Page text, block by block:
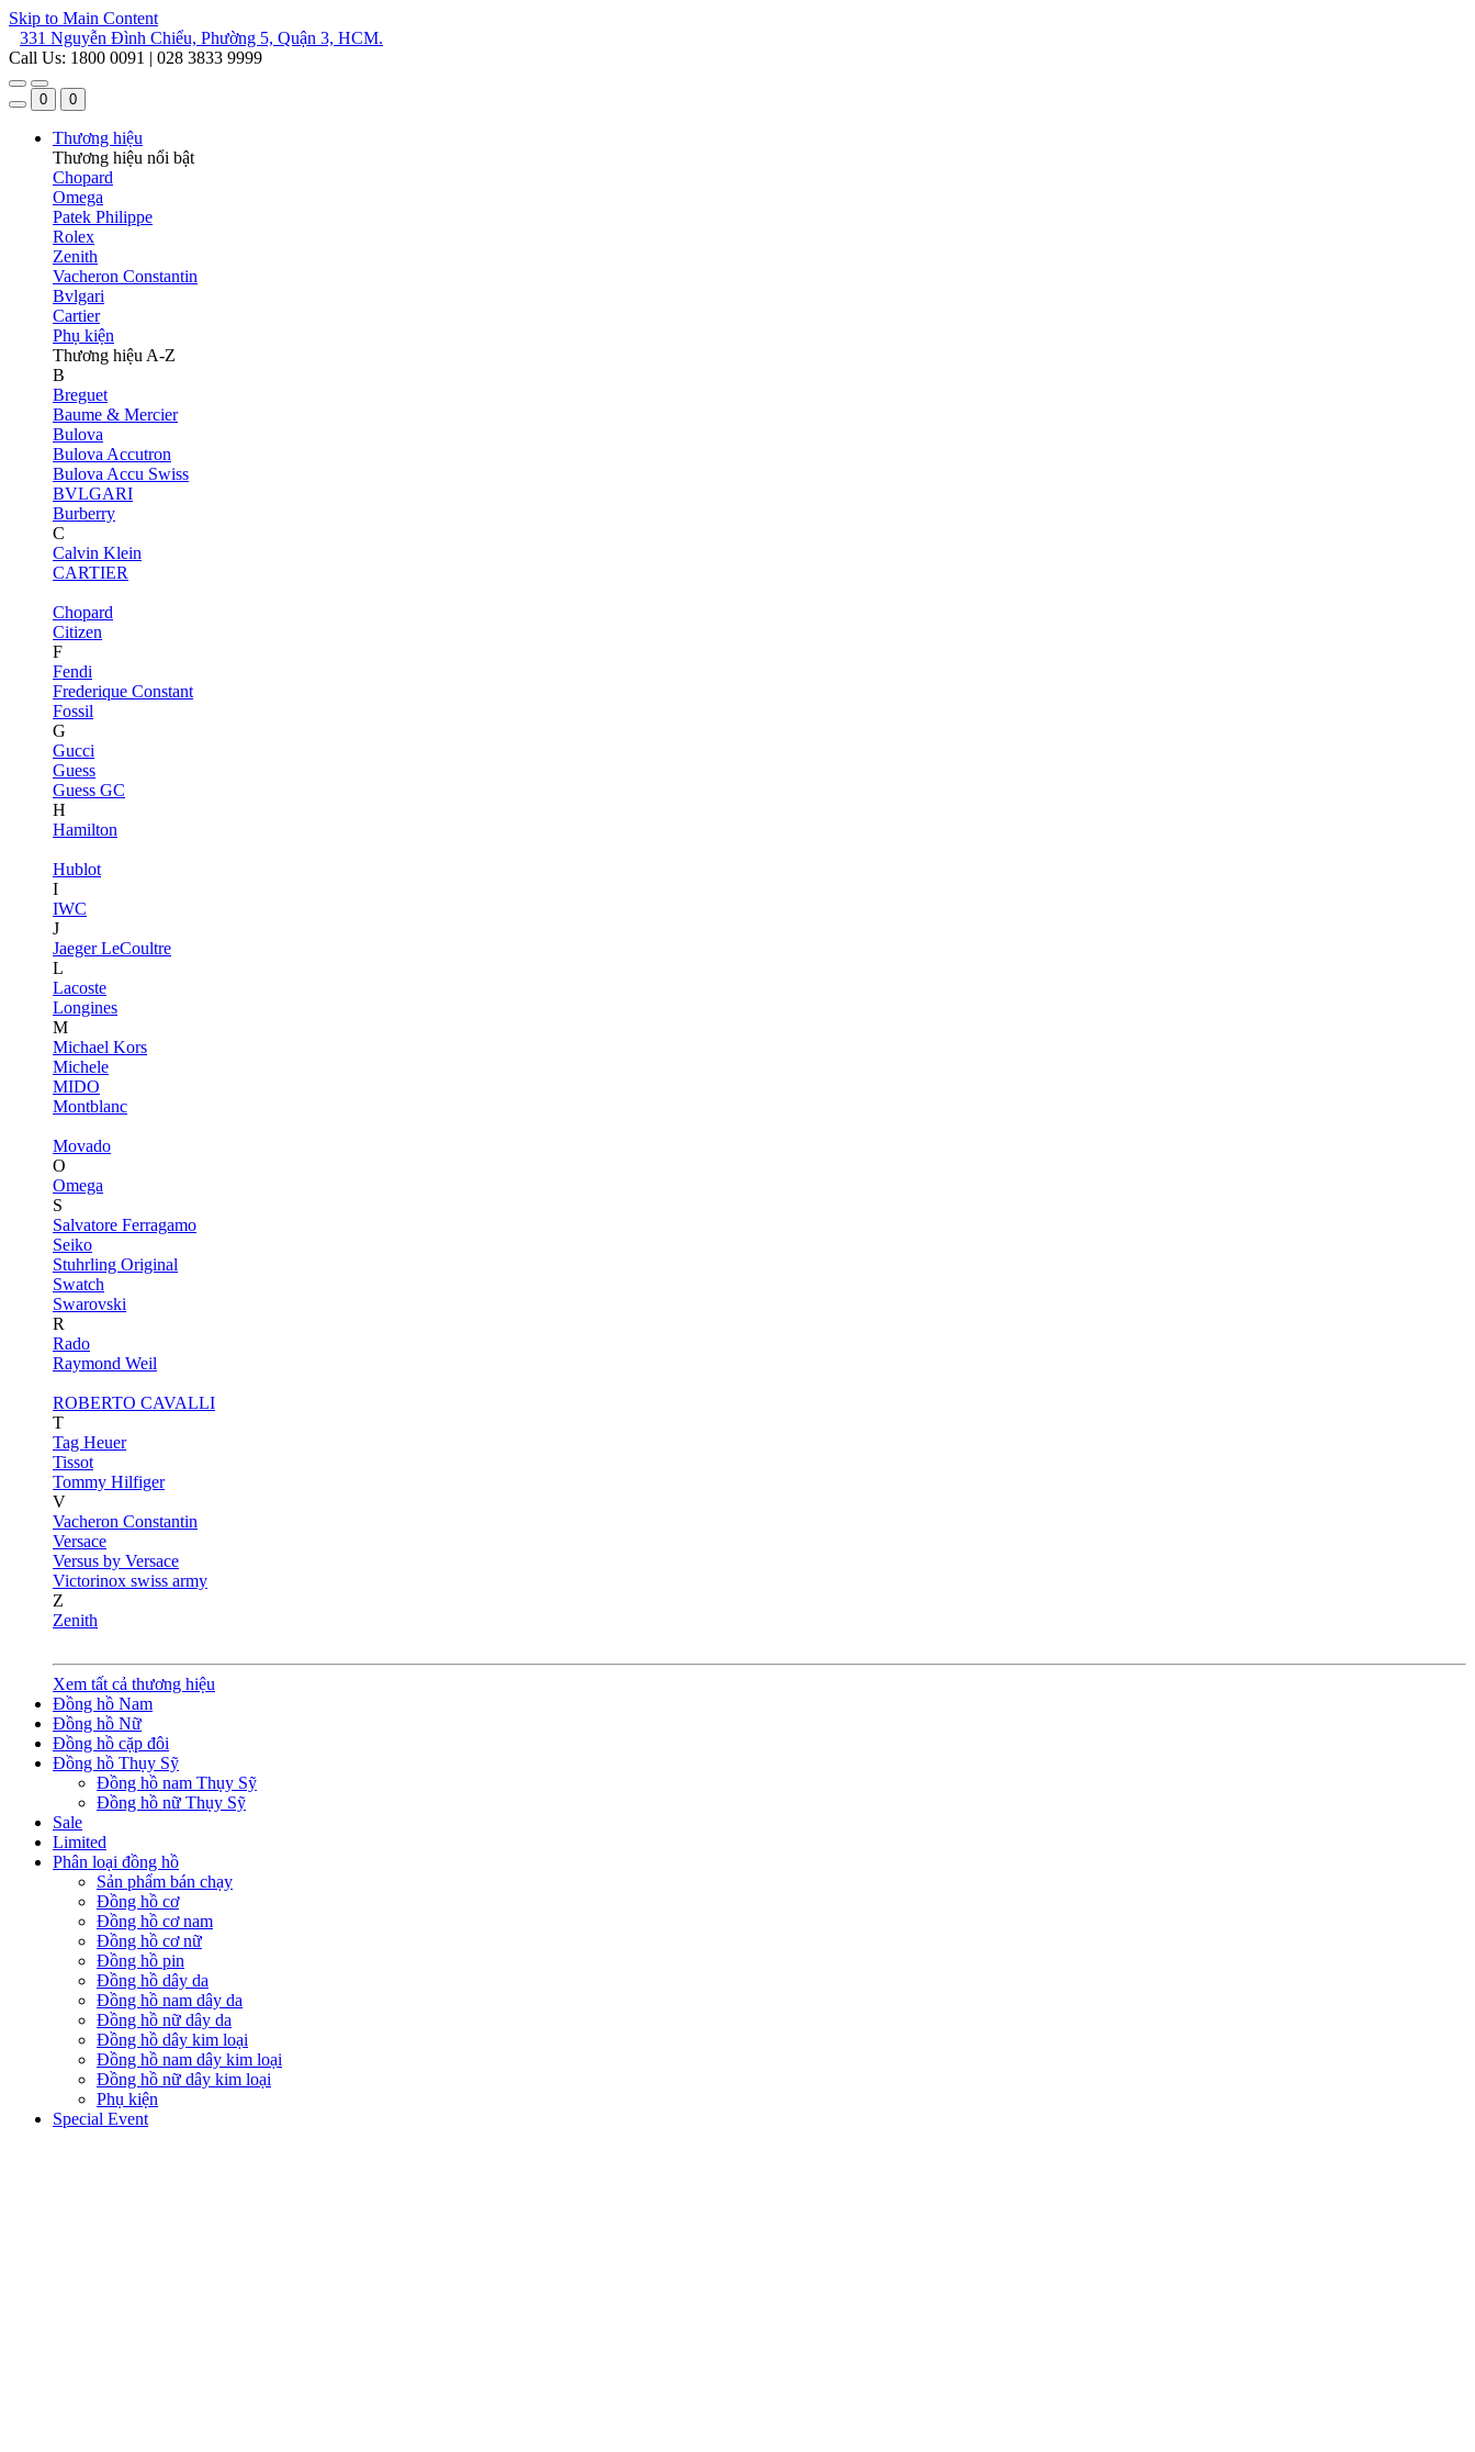
Skip to Main Content
331 Nguyễn Đình Chiểu, Phường 5, Quận 3, HCM.
Call Us: 1800 0091 | 028 3833 9999
0 0
Thương hiệu
Thương hiệu nổi bật
Chopard
Omega
Patek Philippe
Rolex
Zenith
Vacheron Constantin
Bvlgari
Cartier
Phụ kiện
Thương hiệu A-Z
B
Breguet
Baume & Mercier
Bulova
Bulova Accutron
Bulova Accu Swiss
BVLGARI
Burberry
C
Calvin Klein
CARTIER
Chopard
Citizen
F
Fendi
Frederique Constant
Fossil
G
Gucci
Guess
Guess GC
H
Hamilton
Hublot
I
IWC
J
Jaeger LeCoultre
L
Lacoste
Longines
M
Michael Kors
Michele
MIDO
Montblanc
Movado
O
Omega
S
Salvatore Ferragamo
Seiko
Stuhrling Original
Swatch
Swarovski
R
Rado
Raymond Weil
ROBERTO CAVALLI
T
Tag Heuer
Tissot
Tommy Hilfiger
V
Vacheron Constantin
Versace
Versus by Versace
Victorinox swiss army
Z
Zenith
Xem tất cả thương hiệu
Đồng hồ Nam
Đồng hồ Nữ
Đồng hồ cặp đôi
Đồng hồ Thụy Sỹ
Đồng hồ nam Thụy Sỹ
Đồng hồ nữ Thụy Sỹ
Sale
Limited
Phân loại đồng hồ
Sản phẩm bán chạy
Đồng hồ cơ
Đồng hồ cơ nam
Đồng hồ cơ nữ
Đồng hồ pin
Đồng hồ dây da
Đồng hồ nam dây da
Đồng hồ nữ dây da
Đồng hồ dây kim loại
Đồng hồ nam dây kim loại
Đồng hồ nữ dây kim loại
Phụ kiện
Special Event